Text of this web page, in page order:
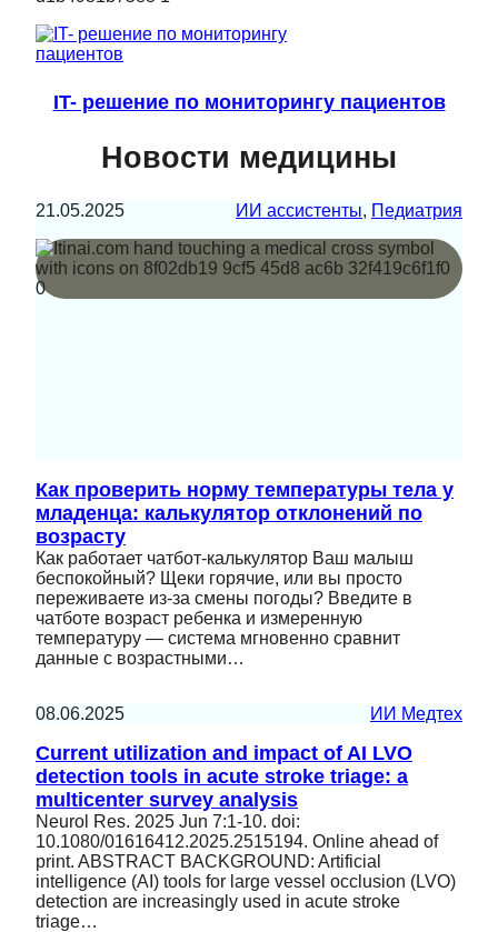
IT- решение по мониторингу пациентов
Новости медицины
21.05.2025 ИИ ассистенты, Педиатрия
Как проверить норму температуры тела у
младенца: калькулятор отклонений по
возрасту
Как работает чатбот-калькулятор Ваш малыш
беспокойный? Щеки горячие, или вы просто
переживаете из-за смены погоды? Введите в
чатботе возраст ребенка и измеренную
температуру — система мгновенно сравнит
данные с возрастными…
08.06.2025 ИИ Медтех
Current utilization and impact of AI LVO
detection tools in acute stroke triage: a
multicenter survey analysis
Neurol Res. 2025 Jun 7:1-10. doi:
10.1080/01616412.2025.2515194. Online ahead of
print. ABSTRACT BACKGROUND: Artificial
intelligence (AI) tools for large vessel occlusion (LVO)
detection are increasingly used in acute stroke
triage…